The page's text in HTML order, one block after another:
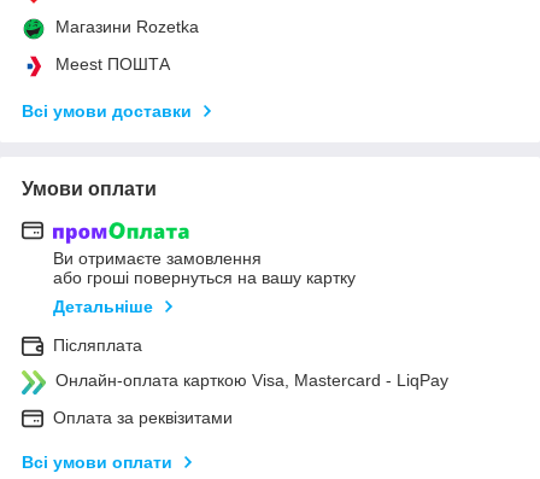
Магазини Rozetka
Meest ПОШТА
Всі умови доставки
Умови оплати
Ви отримаєте замовлення
або гроші повернуться на вашу картку
Детальніше
Післяплата
Онлайн-оплата карткою Visa, Mastercard - LiqPay
Оплата за реквізитами
Всі умови оплати